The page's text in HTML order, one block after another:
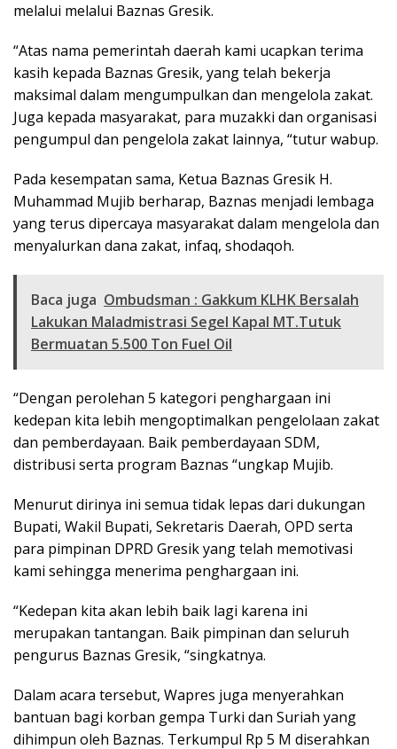
melalui melalui Baznas Gresik.
“Atas nama pemerintah daerah kami ucapkan terima
kasih kepada Baznas Gresik, yang telah bekerja
maksimal dalam mengumpulkan dan mengelola zakat.
Juga kepada masyarakat, para muzakki dan organisasi
pengumpul dan pengelola zakat lainnya, “tutur wabup.
Pada kesempatan sama, Ketua Baznas Gresik H.
Muhammad Mujib berharap, Baznas menjadi lembaga
yang terus dipercaya masyarakat dalam mengelola dan
menyalurkan dana zakat, infaq, shodaqoh.
Baca juga Ombudsman : Gakkum KLHK Bersalah
Lakukan Maladmistrasi Segel Kapal MT.Tutuk
Bermuatan 5.500 Ton Fuel Oil
“Dengan perolehan 5 kategori penghargaan ini
kedepan kita lebih mengoptimalkan pengelolaan zakat
dan pemberdayaan. Baik pemberdayaan SDM,
distribusi serta program Baznas “ungkap Mujib.
Menurut dirinya ini semua tidak lepas dari dukungan
Bupati, Wakil Bupati, Sekretaris Daerah, OPD serta
para pimpinan DPRD Gresik yang telah memotivasi
kami sehingga menerima penghargaan ini.
“Kedepan kita akan lebih baik lagi karena ini
merupakan tantangan. Baik pimpinan dan seluruh
pengurus Baznas Gresik, “singkatnya.
Dalam acara tersebut, Wapres juga menyerahkan
bantuan bagi korban gempa Turki dan Suriah yang
dihimpun oleh Baznas. Terkumpul Rp 5 M diserahkan